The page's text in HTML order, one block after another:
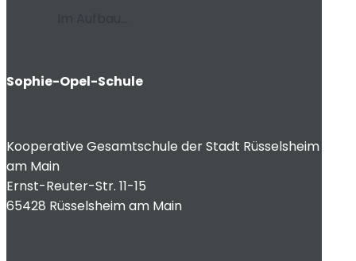
Sophie-Opel-Schule
Kooperative Gesamtschule der Stadt Rüsselsheim
am Main
Ernst-Reuter-Str. 11-15
65428 Rüsselsheim am Main